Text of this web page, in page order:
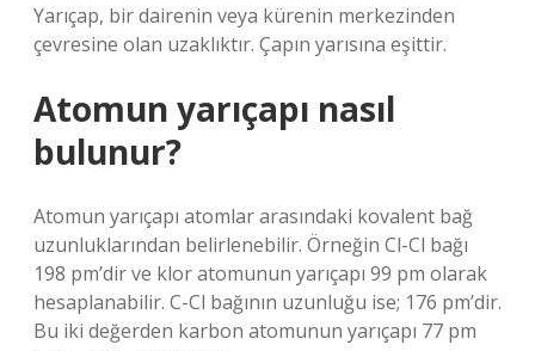
Yarıçap, bir dairenin veya kürenin merkezinden
çevresine olan uzaklıktır. Çapın yarısına eşittir.
Atomun yarıçapı nasıl
bulunur?
Atomun yarıçapı atomlar arasındaki kovalent bağ
uzunluklarından belirlenebilir. Örneğin Cl-Cl bağı
198 pm’dir ve klor atomunun yarıçapı 99 pm olarak
hesaplanabilir. C-Cl bağının uzunluğu ise; 176 pm’dir.
Bu iki değerden karbon atomunun yarıçapı 77 pm